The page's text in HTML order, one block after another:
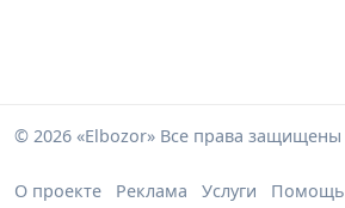
© 2026 «Elbozor» Все права защищены
О проекте Реклама Услуги Помощь